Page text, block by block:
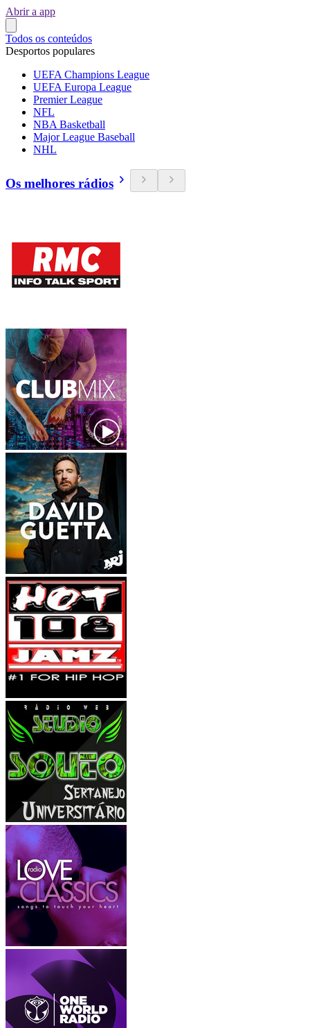
Abrir a app
Todos os conteúdos
Desportos populares
UEFA Champions League
UEFA Europa League
Premier League
NFL
NBA Basketball
Major League Baseball
NHL
Os melhores rádios